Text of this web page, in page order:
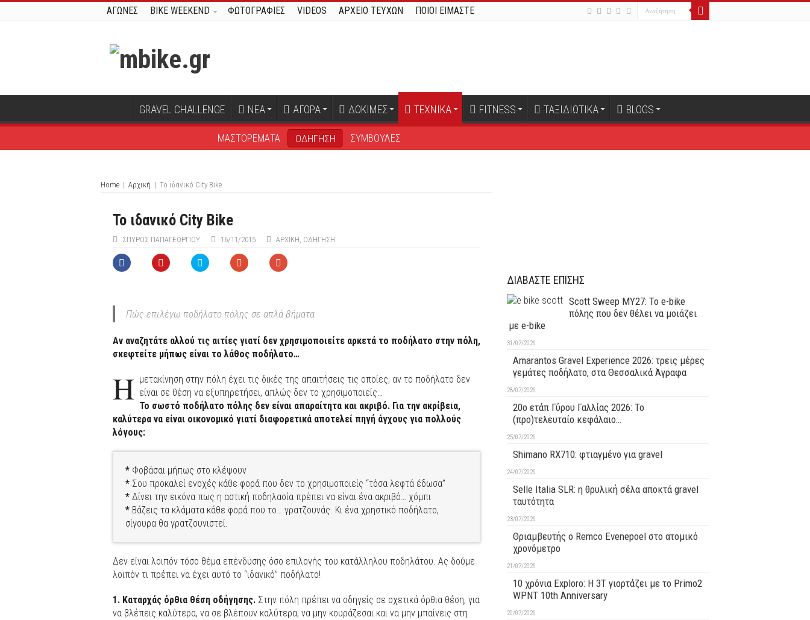
ΑΓΩΝΕΣ BIKE WEEKEND ΦΩΤΟΓΡΑΦΙΕΣ VIDEOS ΑΡΧΕΙΟ ΤΕΥΧΩΝ ΠΟΙΟΙ ΕΙΜΑΣΤΕ
GRAVEL CHALLENGE ΝΕΑ ΑΓΟΡΑ ΔΟΚΙΜΕΣ ΤΕΧΝΙΚΑ FITNESS ΤΑΞΙΔΙΩΤΙΚΑ BLOGS
ΜΑΣΤΟΡΕΜΑΤΑ ΟΔΗΓΗΣΗ ΣΥΜΒΟΥΛΕΣ
Home | Αρχική | Το ιδανικό City Bike
Το ιδανικό City Bike
ΣΠΎΡΟΣ ΠΑΠΑΓΕΩΡΓΊΟΥ 16/11/2015 ΑΡΧΙΚΉ, ΟΔΗΓΗΣΗ
Πώς επιλέγω ποδήλατο πόλης σε απλά βήματα
Αν αναζητάτε αλλού τις αιτίες γιατί δεν χρησιμοποιείτε αρκετά το ποδήλατο στην πόλη,
σκεφτείτε μήπως είναι το λάθος ποδήλατο…
Η μετακίνηση στην πόλη έχει τις δικές της απαιτήσεις τις οποίες, αν το ποδήλατο δεν
είναι σε θέση να εξυπηρετήσει, απλώς δεν το χρησιμοποιείς…
Το σωστό ποδήλατο πόλης δεν είναι απαραίτητα και ακριβό. Για την ακρίβεια,
καλύτερα να είναι οικονομικό γιατί διαφορετικά αποτελεί πηγή άγχους για πολλούς
λόγους:
* Φοβάσαι μήπως στο κλέψουν
* Σου προκαλεί ενοχές κάθε φορά που δεν το χρησιμοποιείς “τόσα λεφτά έδωσα”
* Δίνει την εικόνα πως η αστική ποδηλασία πρέπει να είναι ένα ακριβό… χόμπι
* Βάζεις τα κλάματα κάθε φορά που το… γρατζουνάς. Κι ένα χρηστικό ποδήλατο,
σίγουρα θα γρατζουνιστεί.
Δεν είναι λοιπόν τόσο θέμα επένδυσης όσο επιλογής του κατάλληλου ποδηλάτου. Ας δούμε
λοιπόν τι πρέπει να έχει αυτό το “ιδανικό” ποδήλατο!
1. Καταρχάς όρθια θέση οδήγησης. Στην πόλη πρέπει να οδηγείς σε σχετικά όρθια θέση, για
να βλέπεις καλύτερα, να σε βλέπουν καλύτερα, να μην κουράζεσαι και να μην μπαίνεις στη
ΔΙΑΒΑΣΤΕ ΕΠΙΣΗΣ
Scott Sweep MY27: Το e-bike
πόλης που δεν θέλει να μοιάζει
με e-bike
31/07/2026
Amarantos Gravel Experience 2026: τρεις μέρες
γεμάτες ποδήλατο, στα Θεσσαλικά Άγραφα
28/07/2026
20ο ετάπ Γύρου Γαλλίας 2026: Το
(προ)τελευταίο κεφάλαιο…
25/07/2026
Shimano RX710: φτιαγμένο για gravel
24/07/2026
Selle Italia SLR: η θρυλική σέλα αποκτά gravel
ταυτότητα
23/07/2026
Θριαμβευτής ο Remco Evenepoel στο ατομικό
χρονόμετρο
21/07/2026
10 χρόνια Exploro: Η 3T γιορτάζει με το Primo2
WPNT 10th Anniversary
20/07/2026